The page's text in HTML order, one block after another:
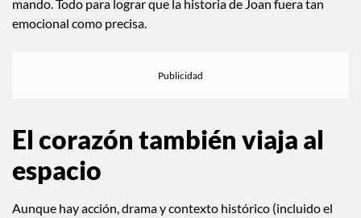
mando. Todo para lograr que la historia de Joan fuera tan
emocional como precisa.
El corazón también viaja al
espacio
Aunque hay acción, drama y contexto histórico (incluido el